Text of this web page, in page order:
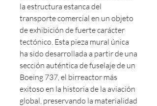
la estructura estanca del
transporte comercial en un objeto
de exhibición de fuerte carácter
tectónico. Esta pieza mural única
ha sido desarrollada a partir de una
sección auténtica de fuselaje de un
Boeing 737, el birreactor más
exitoso en la historia de la aviación
global, preservando la materialidad